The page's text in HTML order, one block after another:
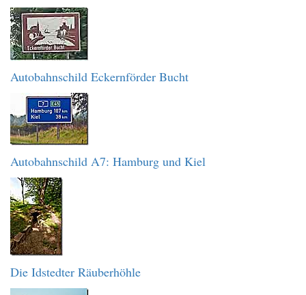
Autobahnschild Eckernförder Bucht
Autobahnschild A7: Hamburg und Kiel
Die Idstedter Räuberhöhle